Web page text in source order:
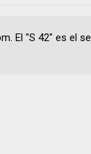
El "S 42" es el